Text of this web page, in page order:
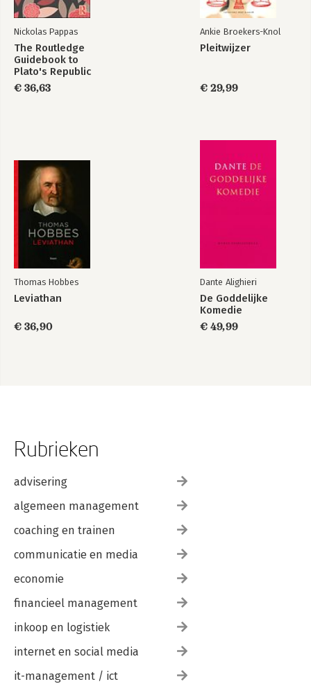
Nickolas Pappas
The Routledge
Guidebook to
Plato's Republic
€ 36,63
Ankie Broekers-Knol
Pleitwijzer
€ 29,99
Thomas Hobbes
Leviathan
€ 36,90
Dante Alighieri
De Goddelijke
Komedie
€ 49,99
Rubrieken
advisering
algemeen management
coaching en trainen
communicatie en media
economie
financieel management
inkoop en logistiek
internet en social media
it-management / ict